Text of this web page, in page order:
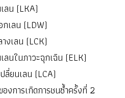
ลน (LKA)
เลน (LDW)
งเลน (LCK)
นในภาวะฉุกเฉิน (ELK)
ลี่ยนเลน (LCA)
งการเกิดการชนซ้ำครั้งที่ 2